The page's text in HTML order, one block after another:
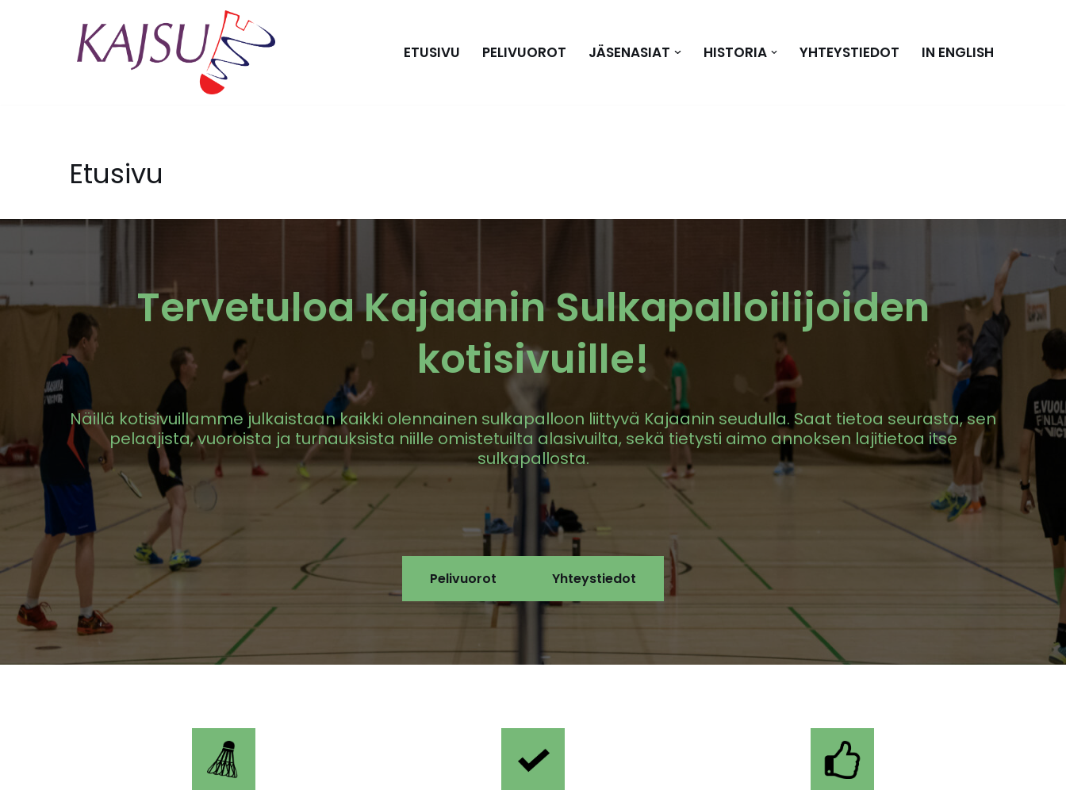
ETUSIVU PELIVUOROT JÄSENASIAT HISTORIA YHTEYSTIEDOT IN ENGLISH
Etusivu
Tervetuloa Kajaanin Sulkapalloilijoiden
kotisivuille!
Näillä kotisivuillamme julkaistaan kaikki olennainen sulkapalloon liittyvä Kajaanin seudulla. Saat tietoa seurasta, sen
pelaajista, vuoroista ja turnauksista niille omistetuilta alasivuilta, sekä tietysti aimo annoksen lajitietoa itse
sulkapallosta.
Pelivuorot Yhteystiedot